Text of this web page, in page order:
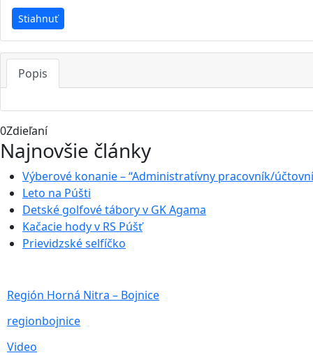
Stiahnuť
Popis
0Zdieľaní
Najnovšie články
Výberové konanie – “Administratívny pracovník/
Leto na Púšti
Detské golfové tábory v GK Agama
Kačacie hody v RS Púšť
Prievidzské selfíčko
Región Horná Nitra – Bojnice
regionbojnice
Video